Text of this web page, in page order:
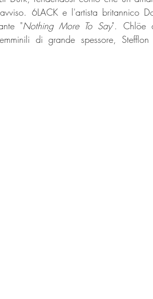
6LACK e l'artista britannico
"Nothing More To Say". Chlöe
di grande spessore,